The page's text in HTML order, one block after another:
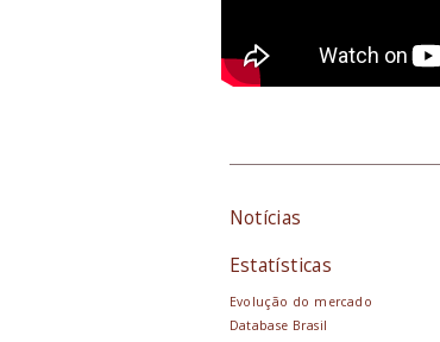
Notícias
Estatísticas
Evolução do mercado
Database Brasil